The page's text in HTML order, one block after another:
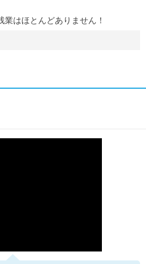
はほとんどありません！